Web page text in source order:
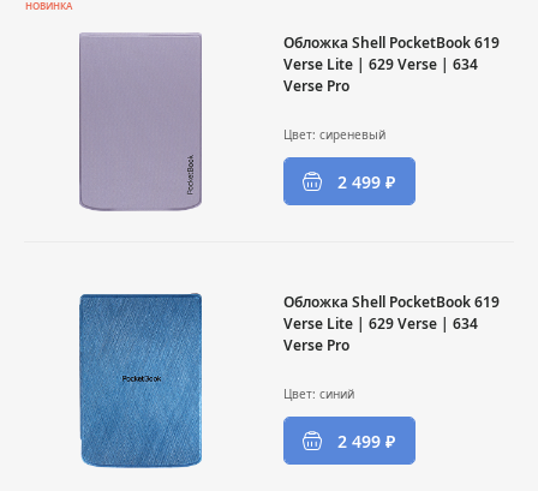
НОВИНКА
Обложка Shell PocketBook 619
Verse Lite | 629 Verse | 634
Verse Pro
Цвет: сиреневый
2 499 ₽
Обложка Shell PocketBook 619
Verse Lite | 629 Verse | 634
Verse Pro
Цвет: cиний
2 499 ₽